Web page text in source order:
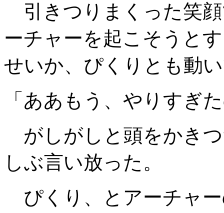
引きつりまくった笑
ーチャーを起こそうと
せいか、ぴくりとも動
「ああもう、やりすぎ
がしがしと頭をかき
しぶ言い放った。
ぴくり、とアーチャ